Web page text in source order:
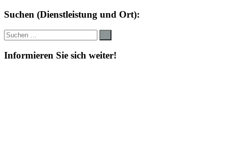
Suchen (Dienstleistung und Ort):
Suche
nach:
Informieren Sie sich weiter!